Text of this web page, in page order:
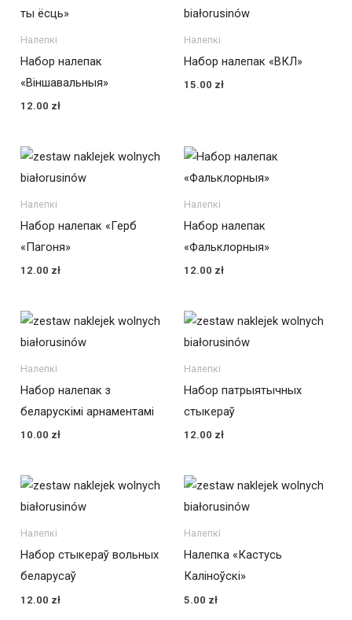
Налепкі
Набор налепак
«Віншавальныя»
12.00 zł
Налепкі
Набор налепак «ВКЛ»
15.00 zł
Налепкі
Набор налепак «Герб
«Пагоня»
12.00 zł
Налепкі
Набор налепак
«Фальклорныя»
12.00 zł
Налепкі
Набор налепак з
беларускімі арнаментамі
10.00 zł
Налепкі
Набор патрыятычных
стыкераў
12.00 zł
Налепкі
Набор стыкераў вольных
беларусаў
12.00 zł
Налепкі
Налепка «Кастусь
Каліноўскі»
5.00 zł